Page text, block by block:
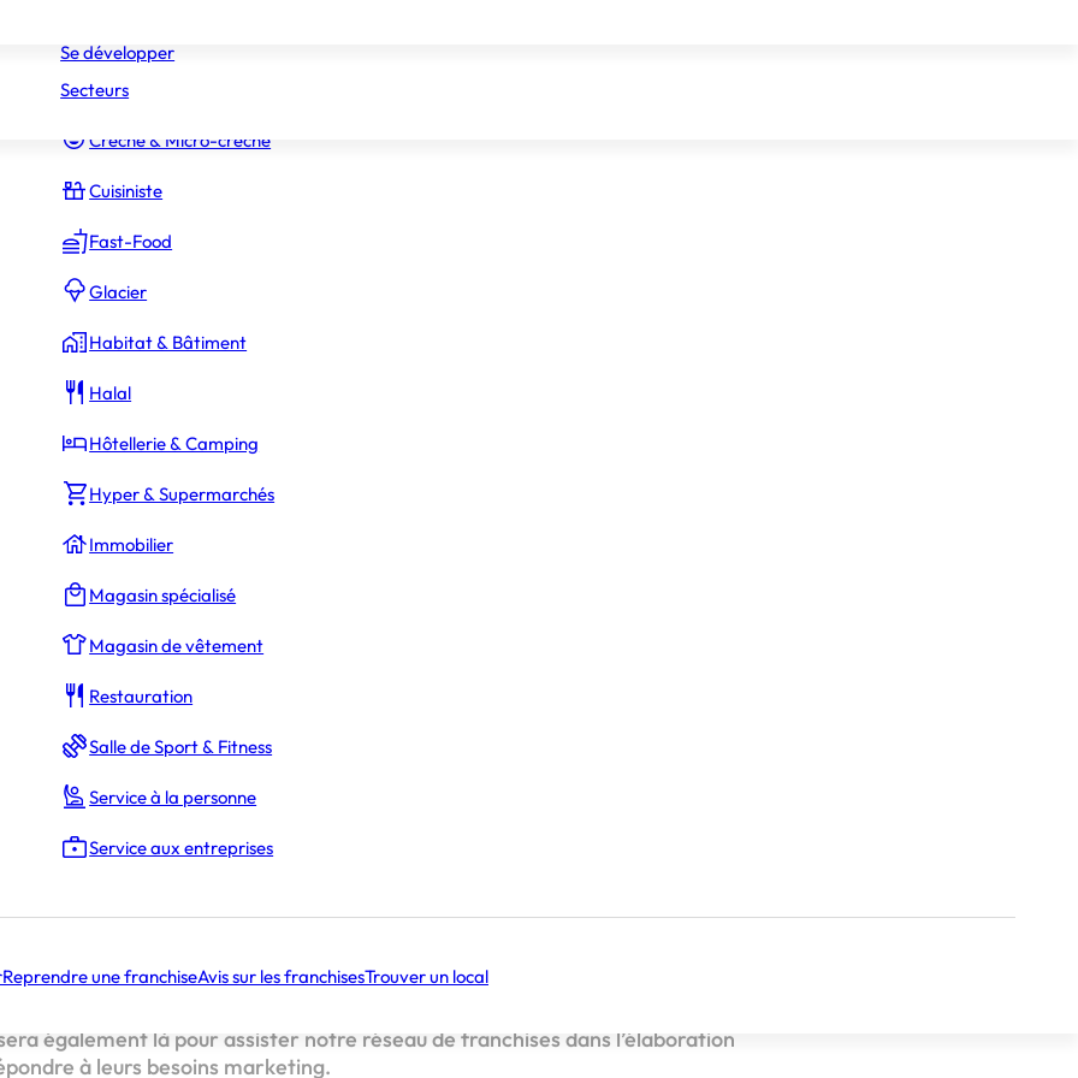
Constructeur Piscines & Spas
Crèche & Micro-crèche
Cuisiniste
Fast-Food
Glacier
Habitat & Bâtiment
Halal
Hôtellerie & Camping
Hyper & Supermarchés
Immobilier
Magasin spécialisé
Magasin de vêtement
Restauration
Salle de Sport & Fitness
Service à la personne
Service aux entreprises
Reprendre une franchiseAvis sur les franchisesTrouver un local
Se développer
Secteurs
Rédaction
de Marie : augmenter au maximum notre visibilité.
dans l’aménagement extérieur, est heureuse d’annoncer l’arrivée
au sein de son équipe : Marie ! Elle a rejoint l’entreprise le lundi 22 juillet
une énergie nouvelle et une grande motivation.
est Marie ?
en tant que Community Manager. Dans son poste Marie sera
également là pour assister notre réseau de franchises dans l’élaboration
à leurs besoins marketing.